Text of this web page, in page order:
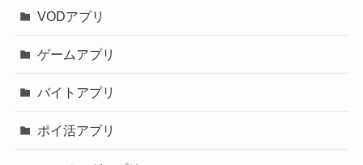
VODアプリ
ゲームアプリ
バイトアプリ
ポイ活アプリ